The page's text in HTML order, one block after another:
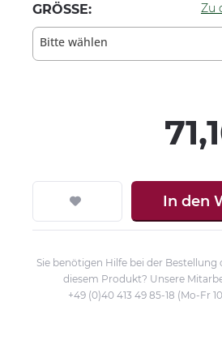
GRÖSSE: Zu
Bitte wählen
In den
Sie benötigen Hilfe bei der Bestellung
diesem Produkt? Unsere
+49 (0)40 413 49 85-18 (Mo-Fr